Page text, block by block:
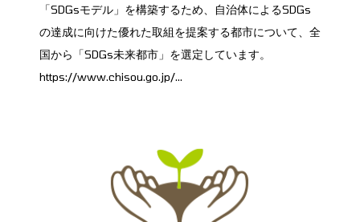
「SDGsモデル」を構築するため、自治体によるSDGs
の達成に向けた優れた取組を提案する都市について、全
国から「SDGs未来都市」を選定しています。
https://www.chisou.go.jp/...